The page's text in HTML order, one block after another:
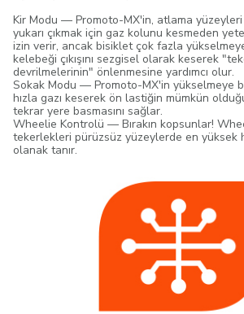
Kir Modu — Promoto-MX'in, atlama
yukarı çıkmak için gaz kolunu kesmeden
izin verir, ancak bisiklet çok fazla
kelebeği çıkışını sezgisel olarak keserek
devrilmelerinin" önlenmesine yardımcı olur.
Sokak Modu — Promoto-MX'in yükselmeye
hızla gazı keserek ön lastiğin mümkün
tekrar yere basmasını sağlar.
Wheelie Kontrolü — Bırakın kopsunlar!
tekerlekleri pürüzsüz yüzeylerde en yüksek
olanak tanır.